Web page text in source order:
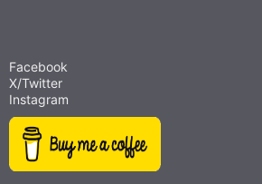
Facebook
X/Twitter
Instagram